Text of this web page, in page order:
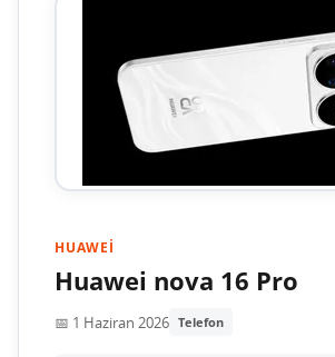
HUAWEI
Huawei nova 16 Pro
📅 1 Haziran 2026 Telefon